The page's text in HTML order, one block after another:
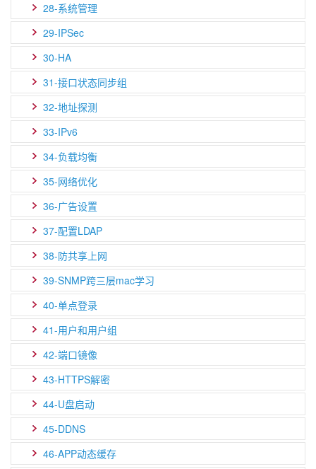
28-系统管理
29-IPSec
30-HA
31-接口状态同步组
32-地址探测
33-IPv6
34-负载均衡
35-网络优化
36-广告设置
37-配置LDAP
38-防共享上网
39-SNMP跨三层mac学习
40-单点登录
41-用户和用户组
42-端口镜像
43-HTTPS解密
44-U盘启动
45-DDNS
46-APP动态缓存